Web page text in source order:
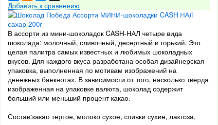
Добавить к сравнению
В ассорти из мини-шоколадок CASH-НАЛ четыре вида
шоколада: молочный, сливочный, десертный и горький. Это
целая палитра самых известных и любимых шоколадных
вкусов. Для каждого вкуса разработана особая дизайнерская
упаковка, выполненная по мотивам изображений на
денежных банкнотах. В зависимости от того, насколько тверда
изображенная на упаковке валюта, шоколад содержит
больший или меньший процент какао.
Состав:какао тертое, молоко сухое, сливки сухие, лактоза,